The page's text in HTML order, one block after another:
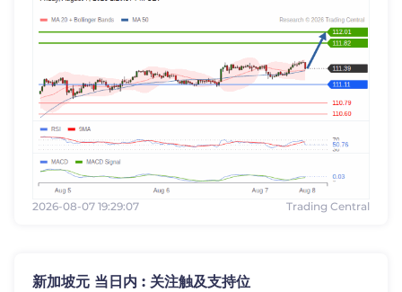
2026-08-07 19:29:07 Trading Central
新加坡元 当日内 : 关注触及支持位